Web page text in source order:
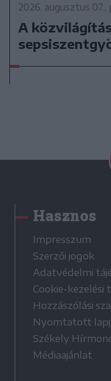
2026. augusztus
A
Hasznos
Impresszum
Szerzői jogok
Adatvédelmi
Cookie-kezelési
Hozzászólási
Nyomtatott
Székely
Médiaajánlat